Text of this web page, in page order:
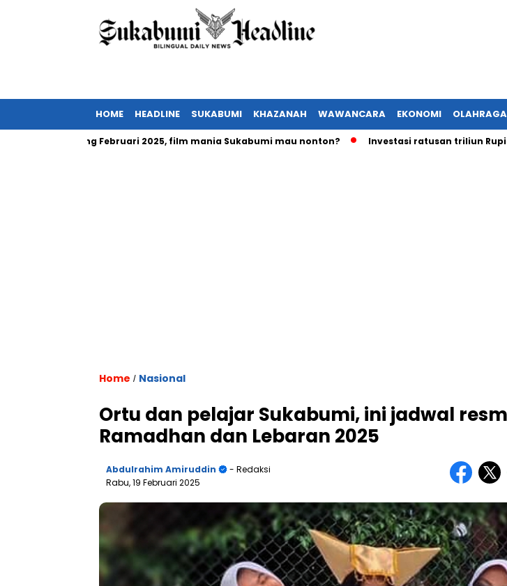
HOME HEADLINE SUKABUMI KHAZANAH WAWANCARA EKONOMI OLAHRAGA
tayang Februari 2025, film mania Sukabumi mau nonton? Investasi ratusan triliun Rupiah
Home / Nasional
Ortu dan pelajar Sukabumi, ini jadwal
Ramadhan dan Lebaran 2025
Abdulrahim Amiruddin
- Redaksi
Rabu, 19 Februari 2025